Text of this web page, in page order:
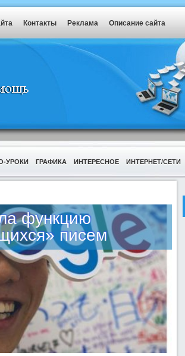
Контакты Реклама Описание сайта
УРОКИ ГРАФИКА ИНТЕРЕСНОЕ ИНТЕРНЕТ/СЕТИ
функцию
писем